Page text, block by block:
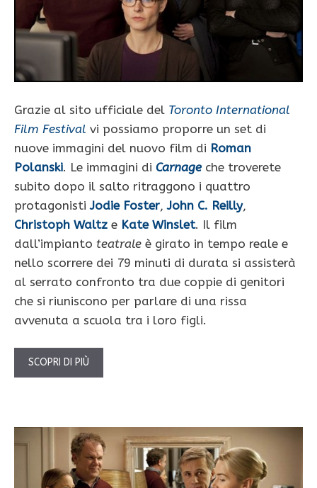
Grazie al sito ufficiale del Toronto International
Film Festival vi possiamo proporre un set di
nuove immagini del nuovo film di Roman
Polanski. Le immagini di Carnage che troverete
subito dopo il salto ritraggono i quattro
protagonistiJodie Foster,John C. Reilly,
Christoph Waltz e Kate Winslet. Il film
dall’impianto teatrale è girato in tempo reale e
nello scorrere dei 79 minuti di durata si assisterà
al serrato confronto tra due coppie di genitori
che si riuniscono per parlare di una rissa
avvenuta a scuola tra i loro figli.
SCOPRI DI PIÙ